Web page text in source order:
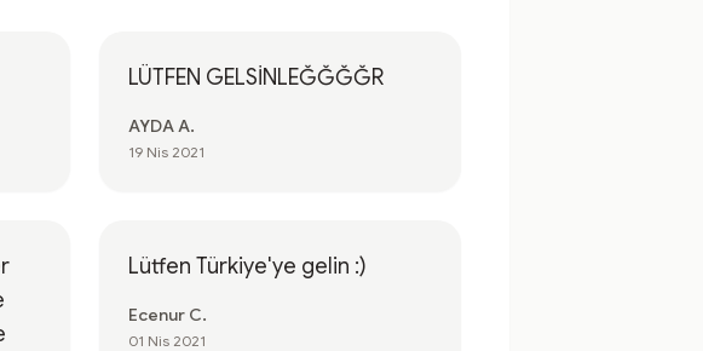
LÜTFEN GELSİNLEĞĞĞĞR
AYDA A.
19 Nis 2021
Lütfen Türkiye'ye gelin :)
Ecenur C.
01 Nis 2021